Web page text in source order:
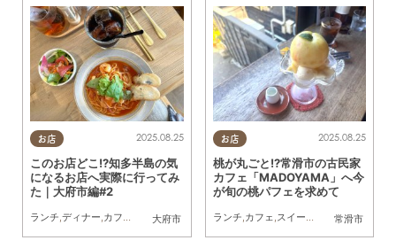
お店
大府市
2025.08.25
このお店どこ!?知多半島の気
になるお店へ実際に行ってみ
た｜大府市編#2
ランチ ディナー カフェ テイクアウト まちネタ,まとめ記事 ,KURUTOHP
お店
常滑市
2025.08.25
桃が丸ごと!?常滑市の古民家
カフェ「MADOYAMA」へ今
が旬の桃パフェを求めて
ランチ カフェ スイーツ 行ってみたレポ